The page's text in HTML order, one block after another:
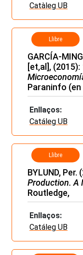
Catàleg UB
Llibre
GARCÍA-
[et,al], (2015):
Paraninfo (en
Enllaços:
Catáleg UB
Llibre
BYLUND, Per.
Production. A
Routledge,
Enllaços:
Catáleg UB